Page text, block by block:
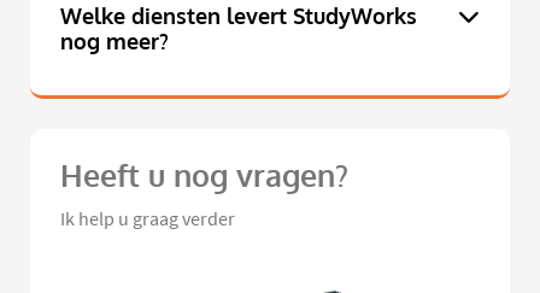
Welke diensten levert StudyWorks
nog meer?
Heeft u nog vragen?
Ik help u graag verder